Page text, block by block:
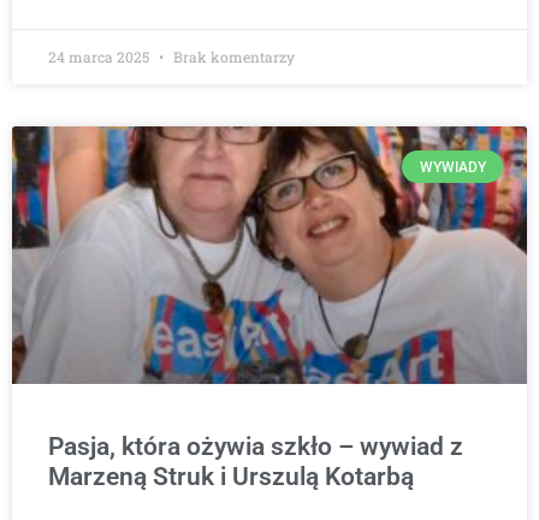
24 marca 2025 Brak komentarzy
WYWIADY
Pasja, która ożywia szkło – wywiad z
Marzeną Struk i Urszulą Kotarbą